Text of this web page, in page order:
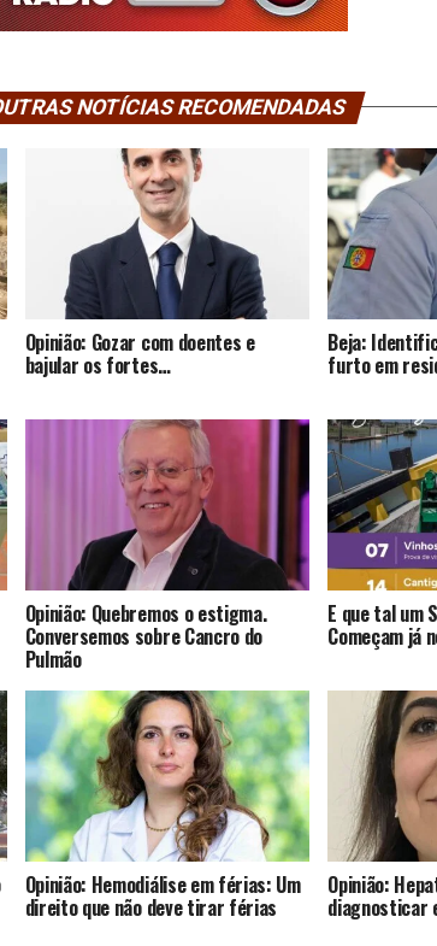
NOTÍCIAS RECOMENDADAS
Opinião: Gozar com doentes e
bajular os fortes…
Beja:
furto em
Opinião: Quebremos o estigma.
Conversemos sobre Cancro do
Pulmão
E que tal um
Começam já
Opinião: Hemodiálise em férias: Um
direito que não deve tirar férias
Opinião:
diagnosticar